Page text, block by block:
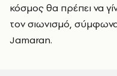
κόσμος θα πρέπει να
τον σιωνισμό,
Jamaran.